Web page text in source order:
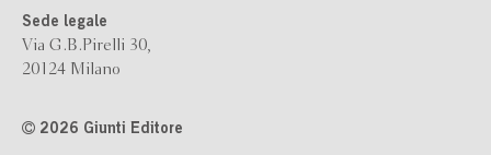
Sede legale
Via G.B.Pirelli 30,
20124 Milano
2026 Giunti Editore